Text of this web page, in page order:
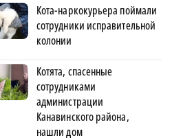
Кота-наркокурьера поймали
сотрудники исправительной
колонии
Котята, спасенные
сотрудниками
администрации
Канавинского района,
нашли дом